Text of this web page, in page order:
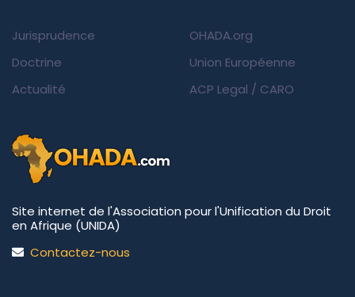
Jurisprudence
Doctrine
Actualité
OHADA.org
Union Européenne
ACP Legal / CARO
Site internet de l'Association pour l'Unification du Droit
en Afrique (UNIDA)
Contactez-nous